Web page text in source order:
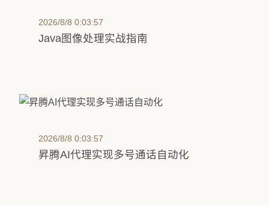
2026/8/8 0:03:57
Java图像处理实战指南
2026/8/8 0:03:57
昇腾AI代理实现多号通话自动化